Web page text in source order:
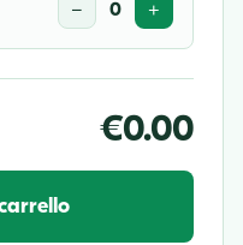
− 0 +
€0.00